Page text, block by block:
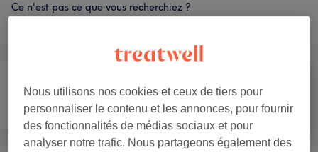
Ce n'est pas ce que vous recherchiez ?
Manucure et
Beauté des pieds
Épilation Visage
Nous utilisons nos cookies et ceux de tiers pour
personnaliser le contenu et les annonces, pour fournir
des fonctionnalités de médias sociaux et pour
analyser notre trafic. Nous partageons également des